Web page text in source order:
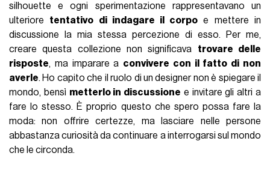
silhouette e ogni sperimentazione rappresentavano un
ulteriore tentativo di indagare il corpo e mettere in
discussione la mia stessa percezione di esso. Per me,
creare questa collezione non significava trovare delle
risposte, ma imparare a convivere con il fatto di non
averle. Ho capito che il ruolo di un designer non è spiegare il
mondo, bensì metterlo in discussione e invitare gli altri a
fare lo stesso. È proprio questo che spero possa fare la
moda: non offrire certezze, ma lasciare nelle persone
abbastanza curiosità da continuare a interrogarsi sul mondo
che le circonda.